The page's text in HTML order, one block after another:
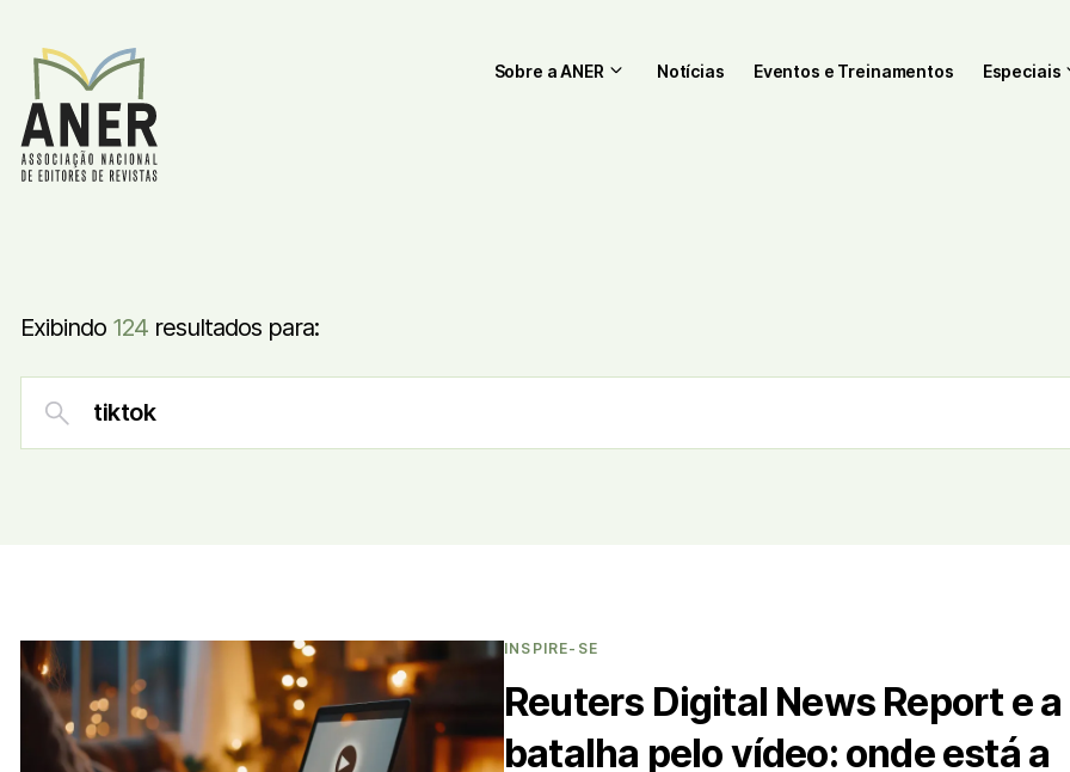
Sobre a ANER Notícias Eventos e Treinamentos Especiais
Exibindo 124 resultados para:
INSPIRE-SE
Reuters Digital News Report e a
batalha pelo vídeo: onde está a